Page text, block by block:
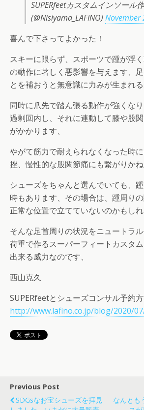
SUPERfeetカスタムインソール
(@Nisiyama_LAFINO) November
喜んで下さってよかった！
スキーに限らず、スポーツで踵が浮
の動作に著しく悪影響を与えます、
とを補おうと無意識に力みが生まれる
同時に爪先で踏ん張る動作が強くな
過剰回内し、それに連動して膝や股
がかかります、
やがて筋力で耐えられなくなった時
挫、慢性的な股関節痛にも繋がりかね
シューズをちゃんと選んでいても、
時もあります、その場合は、踵周り
正常な位置で立てていないのかもしれ
そんな足首周りの状況をニュートラ
荷重で作るスーパーフィートカスタ
出来る威力なのです、
西山克久
SUPERfeetとシューズコンサル予約
http://www.lafino.co.jp/blog/2020/
Previous Post
SDGsなお宝シューズを拝見
なんとも